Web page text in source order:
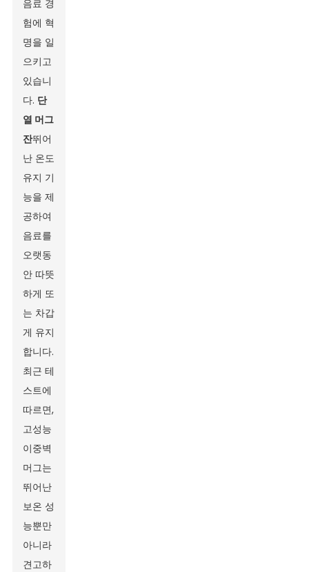
음료 경
험에 혁
명을 일
으키고
있습니
다. 단
열 머그
잔뛰어
난 온도
유지 기
능을 제
공하여
음료를
오랫동
안 따뜻
하게 또
는 차갑
게 유지
합니다.
최근 테
스트에
따르면,
고성능
이중벽
머그는
뛰어난
보온 성
능뿐만
아니라
견고하